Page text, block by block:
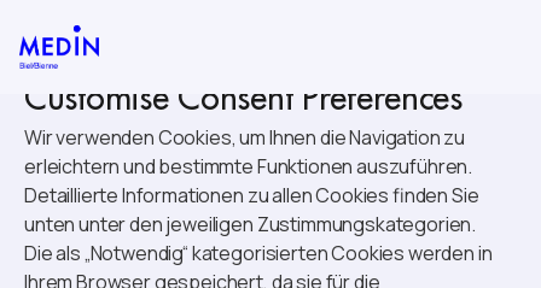
Customise Consent Preferences
Wir verwenden Cookies, um Ihnen die Navigation zu
erleichtern und bestimmte Funktionen auszuführen.
Detaillierte Informationen zu allen Cookies finden Sie
unten unter den jeweiligen Zustimmungskategorien.
Die als „Notwendig“ kategorisierten Cookies werden in
Ihrem Browser gespeichert, da sie für die